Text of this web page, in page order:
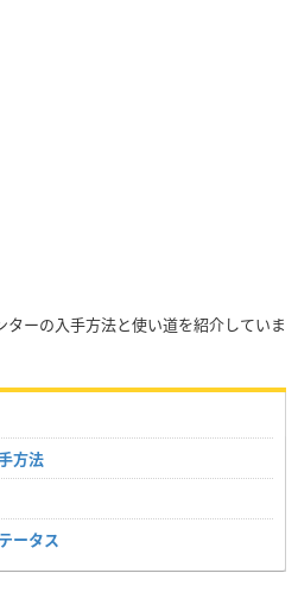
ーの入手方法と使い道を紹介していま
方法
ータス